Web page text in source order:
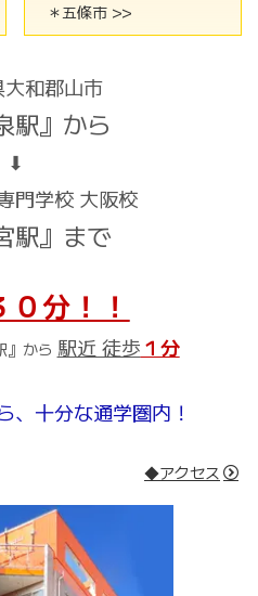
＊五條市 >>
和郡山市
駅』から
⬇︎
門学校 大阪校
駅』まで
０分！！
』から 駅近 徒歩１分
、十分な通学圏内！
◆アクセス